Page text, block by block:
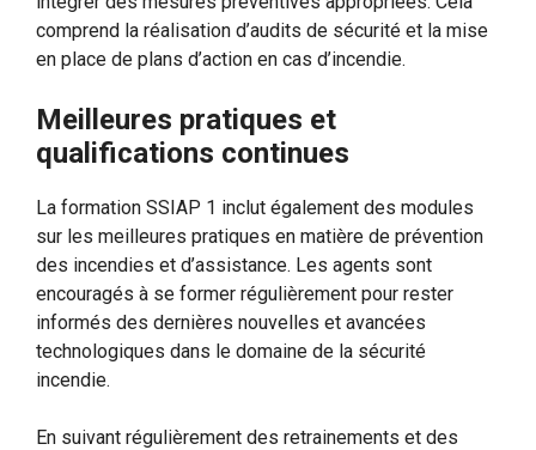
comprend la réalisation d’audits de sécurité et la mise
en place de plans d’action en cas d’incendie.
Meilleures pratiques et
qualifications continues
La formation SSIAP 1 inclut également des modules
sur les meilleures pratiques en matière de prévention
des incendies et d’assistance. Les agents sont
encouragés à se former régulièrement pour rester
informés des dernières nouvelles et avancées
technologiques dans le domaine de la sécurité
incendie.
En suivant régulièrement des retrainements et des